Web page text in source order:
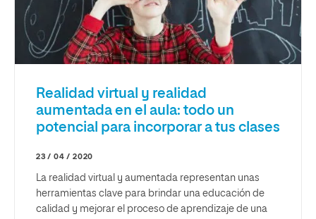
Realidad virtual y realidad
aumentada en el aula: todo un
potencial para incorporar a tus clases
23 / 04 / 2020
La realidad virtual y aumentada representan unas
herramientas clave para brindar una educación de
calidad y mejorar el proceso de aprendizaje de una